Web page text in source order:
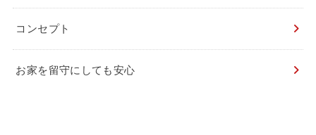
コンセプト
お家を留守にしても安心